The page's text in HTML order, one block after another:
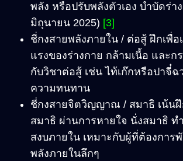
พลัง หรือปรับพลังตัวเอง บำบัดร่า
มิถุนายน 2025) [3]
ชี่กงสายพลังภายใน / ต่อสู้ ฝึกเพื่อ
แรงของร่างกาย กล้ามเนื้อ และก
กับวิชาต่อสู้ เช่น ไท้เก๊กหรือปาจี๋ฉ
ความทนทาน
ชี่กงสายจิตวิญญาณ / สมาธิ เน้นฝึ
สมาธิ ผ่านการหายใจ นั่งสมาธิ ท
สงบภายใน เหมาะกับผู้ที่ต้องการ
พลังภายในลึกๆ